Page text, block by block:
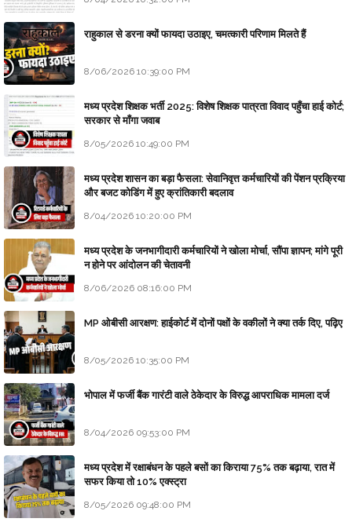
राहुकाल से डरना क्यों फायदा उठाइए, चमत्कारी परिणाम मिलते हैं
8/06/2026 10:39:00 PM
मध्य प्रदेश शिक्षक भर्ती 2025: विशेष शिक्षक पात्रता विवाद पहुँचा हाई कोर्ट;
सरकार से माँगा जवाब
8/05/2026 10:49:00 PM
मध्य प्रदेश शासन का बड़ा फैसला: सेवानिवृत्त कर्मचारियों की पेंशन प्रक्रिया
और बजट कोडिंग में हुए क्रांतिकारी बदलाव
8/04/2026 10:20:00 PM
मध्य प्रदेश के जनभागीदारी कर्मचारियों ने खोला मोर्चा, सौंपा ज्ञापन; मांगे पूरी
न होने पर आंदोलन की चेतावनी
8/06/2026 08:16:00 PM
MP ओबीसी आरक्षण: हाईकोर्ट में दोनों पक्षों के वकीलों ने क्या तर्क दिए, पढ़िए
8/05/2026 10:35:00 PM
भोपाल में फर्जी बैंक गारंटी वाले ठेकेदार के विरुद्ध आपराधिक मामला दर्ज
8/04/2026 09:53:00 PM
मध्य प्रदेश में रक्षाबंधन के पहले बसों का किराया 75% तक बढ़ाया, रात में
सफर किया तो 10% एक्स्ट्रा
8/05/2026 09:48:00 PM